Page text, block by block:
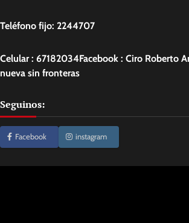
Teléfono fijo: 2244707
Celular : 67182034Facebook : Ciro Roberto
nueva sin fronteras
Seguinos:
Facebook instagram